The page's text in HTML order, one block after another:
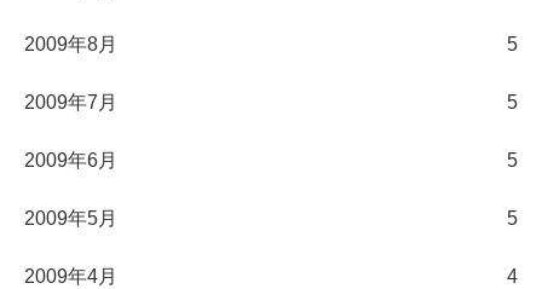
2009年8月 5
2009年7月 5
2009年6月 5
2009年5月 5
2009年4月 4